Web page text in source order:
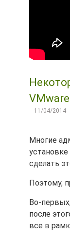
11/04/2014
Многие
сделать
Поэтому,
Во-
после
все в